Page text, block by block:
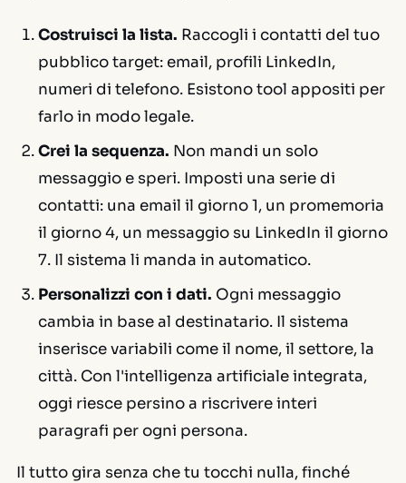
Costruisci la lista. Raccogli i contatti del tuo
pubblico target: email, profili LinkedIn,
numeri di telefono. Esistono tool appositi per
farlo in modo legale.
Crei la sequenza. Non mandi un solo
messaggio e speri. Imposti una serie di
contatti: una email il giorno 1, un promemoria
il giorno 4, un messaggio su LinkedIn il giorno
7. Il sistema li manda in automatico.
Personalizzi con i dati. Ogni messaggio
cambia in base al destinatario. Il sistema
inserisce variabili come il nome, il settore, la
città. Con l'intelligenza artificiale integrata,
oggi riesce persino a riscrivere interi
paragrafi per ogni persona.
Il tutto gira senza che tu tocchi nulla, finché